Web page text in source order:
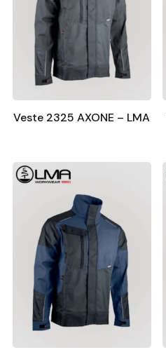
Veste 2325 AXONE – LMA